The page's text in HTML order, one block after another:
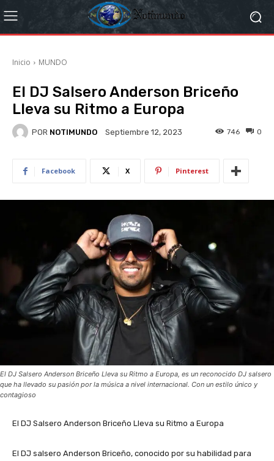
Inicio MUNDO
El DJ Salsero Anderson Briceño
Lleva su Ritmo a Europa
POR NOTIMUNDO Septiembre 12, 2023 0
746
Facebook X Pinterest
El DJ Salsero Anderson Briceño Lleva su Ritmo a Europa, es un reconocido DJ salsero
que ha llevado su pasión por la música a nivel internacional. Con un estilo único y
contagioso
El DJ Salsero Anderson Briceño Lleva su Ritmo a Europa
El DJ salsero Anderson Briceño, conocido por su habilidad para